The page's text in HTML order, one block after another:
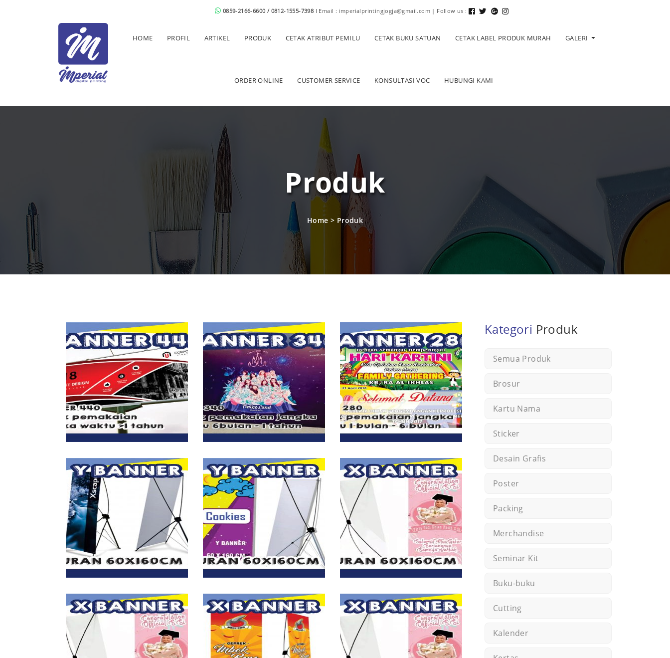
0859-2166-6600 / 0812-1555-7398 I Email : imperialprintingjogja@gmail.com | Follow us :
HOME PROFIL ARTIKEL PRODUK CETAK ATRIBUT PEMILU CETAK BUKU SATUAN CETAK LABEL PRODUK MURAH GALERI
ORDER ONLINE CUSTOMER SERVICE KONSULTASI VOC HUBUNGI KAMI
Produk
Home > Produk
Kategori Produk
Semua Produk
Brosur
Kartu Nama
Sticker
Desain Grafis
Poster
Packing
Merchandise
Seminar Kit
Buku-buku
Cutting
Kalender